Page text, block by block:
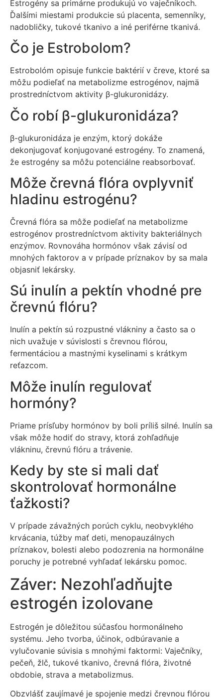
Estrogény sa primárne produkujú vo vaječníkoch.
Ďalšími miestami produkcie sú placenta, semenníky,
nadobličky, tukové tkanivo a iné periférne tkanivá.
Čo je Estrobolom?
Estrobolóm opisuje funkcie baktérií v čreve, ktoré sa
môžu podieľať na metabolizme estrogénov, najmä
prostredníctvom aktivity β-glukuronidázy.
Čo robí β-glukuronidáza?
β-glukuronidáza je enzým, ktorý dokáže
dekonjugovať konjugované estrogény. To znamená,
že estrogény sa môžu potenciálne reabsorbovať.
Môže črevná flóra ovplyvniť
hladinu estrogénu?
Črevná flóra sa môže podieľať na metabolizme
estrogénov prostredníctvom aktivity bakteriálnych
enzýmov. Rovnováha hormónov však závisí od
mnohých faktorov a v prípade príznakov by sa mala
objasniť lekársky.
Sú inulín a pektín vhodné pre
črevnú flóru?
Inulín a pektín sú rozpustné vlákniny a často sa o
nich uvažuje v súvislosti s črevnou flórou,
fermentáciou a mastnými kyselinami s krátkym
reťazcom.
Môže inulín regulovať
hormóny?
Priame prísľuby hormónov by boli príliš silné. Inulín sa
však môže hodiť do stravy, ktorá zohľadňuje
vlákninu, črevnú flóru a trávenie.
Kedy by ste si mali dať
skontrolovať hormonálne
ťažkosti?
V prípade závažných porúch cyklu, neobvyklého
krvácania, túžby mať deti, menopauzálnych
príznakov, bolesti alebo podozrenia na hormonálne
poruchy je potrebné vyhľadať lekársku pomoc.
Záver: Nezohľadňujte
estrogén izolovane
Estrogén je dôležitou súčasťou hormonálneho
systému. Jeho tvorba, účinok, odbúravanie a
vylučovanie súvisia s mnohými faktormi: Vaječníky,
pečeň, žlč, tukové tkanivo, črevná flóra, životné
obdobie, strava a metabolizmus.
Obzvlášť zaujímavé je spojenie medzi črevnou flórou